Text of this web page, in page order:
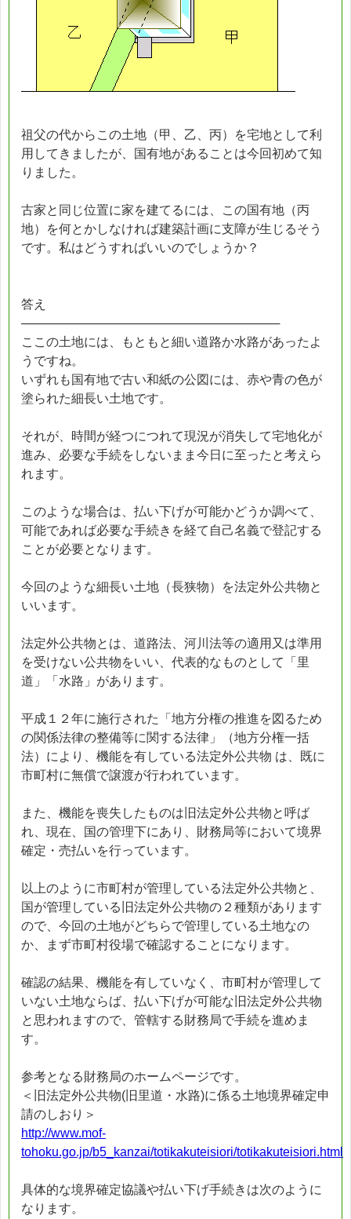
祖父の代からこの土地（甲、乙、丙）を宅地として利
用してきましたが、国有地があることは今回初めて知
りました。
古家と同じ位置に家を建てるには、この国有地（丙
地）を何とかしなければ建築計画に支障が生じるそう
です。私はどうすればいいのでしょうか？
答え
──────────────────────────────
ここの土地には、もともと細い道路か水路があったよ
うですね。
いずれも国有地で古い和紙の公図には、赤や青の色が
塗られた細長い土地です。
それが、時間が経つにつれて現況が消失して宅地化が
進み、必要な手続をしないまま今日に至ったと考えら
れます。
このような場合は、払い下げが可能かどうか調べて、
可能であれば必要な手続きを経て自己名義で登記する
ことが必要となります。
今回のような細長い土地（長狭物）を法定外公共物と
いいます。
法定外公共物とは、道路法、河川法等の適用又は準用
を受けない公共物をいい、代表的なものとして「里
道」「水路」があります。
平成１２年に施行された「地方分権の推進を図るため
の関係法律の整備等に関する法律」（地方分権一括
法）により、機能を有している法定外公共物 は、既に
市町村に無償で譲渡が行われています。
また、機能を喪失したものは旧法定外公共物と呼ば
れ、現在、国の管理下にあり、財務局等において境界
確定・売払いを行っています。
以上のように市町村が管理している法定外公共物と、
国が管理している旧法定外公共物の２種類があります
ので、今回の土地がどちらで管理している土地なの
か、まず市町村役場で確認することになります。
確認の結果、機能を有していなく、市町村が管理して
いない土地ならば、払い下げが可能な旧法定外公共物
と思われますので、管轄する財務局で手続を進めま
す。
参考となる財務局のホームページです。
＜旧法定外公共物(旧里道・水路)に係る土地境界確定申
請のしおり＞
http://www.mof-
tohoku.go.jp/b5_kanzai/totikakuteisiori/totikakuteisiori.html
具体的な境界確定協議や払い下げ手続きは次のように
なります。